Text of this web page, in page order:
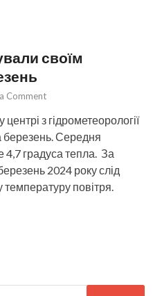
своїм
Comment
з гідрометеорології
березень. Середня
градуса тепла. За
2024 року слід
температуру повітря.